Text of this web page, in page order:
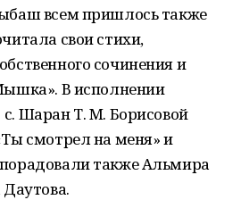
всем пришлось также
свои стихи,
сочинения и
В исполнении
Шаран Т. М. Борисовой
смотрел на меня» и
также Альмира